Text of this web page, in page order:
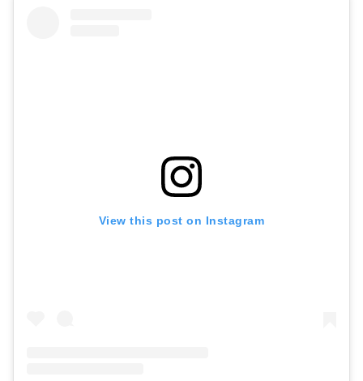
View this post on Instagram